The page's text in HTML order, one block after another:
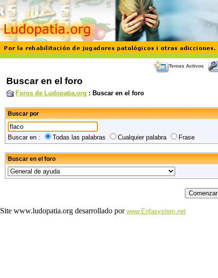
Temas Activos
Buscar en el foro
Foros de Ludopatia.org : Buscar en el foro
Buscar por
Buscar en : Todas las palabras Cualquier palabra Frase
Buscar en el foro
Site www.ludopatia.org desarrollado por www.Enfasystem.net